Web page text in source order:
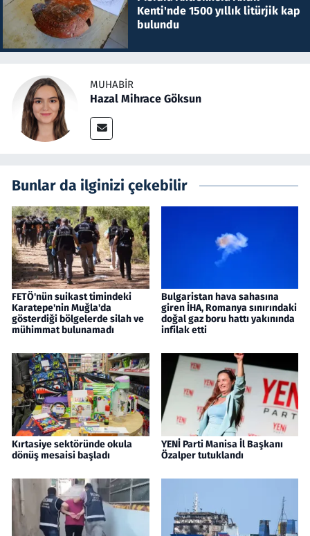
Kenti'nde 1500 yıllık litürjik kap
bulundu
MUHABIR
Hazal Mihrace Göksun
Bunlar da ilginizi çekebilir
FETÖ'nün suikast timindeki
Karatepe'nin Muğla'da
gösterdiği bölgelerde silah ve
mühimmat bulunamadı
Bulgaristan hava sahasına
giren İHA, Romanya sınırındaki
doğal gaz boru hattı yakınında
infilak etti
Kırtasiye sektöründe okula
dönüş mesaisi başladı
YENİ Parti Manisa İl Başkanı
Özalper tutuklandı